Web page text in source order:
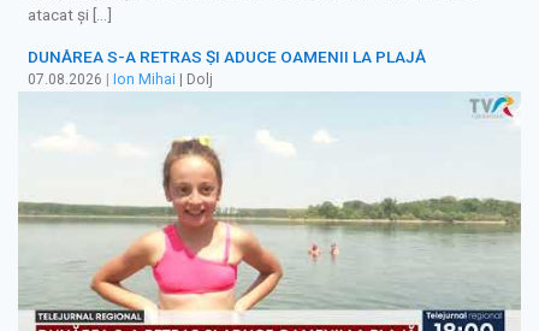
atacat și […]
DUNĂREA S-A RETRAS ŞI ADUCE OAMENII LA PLAJĂ
07.08.2026 | Ion Mihai | Dolj